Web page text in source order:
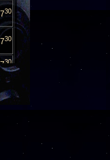
30
30
30
30